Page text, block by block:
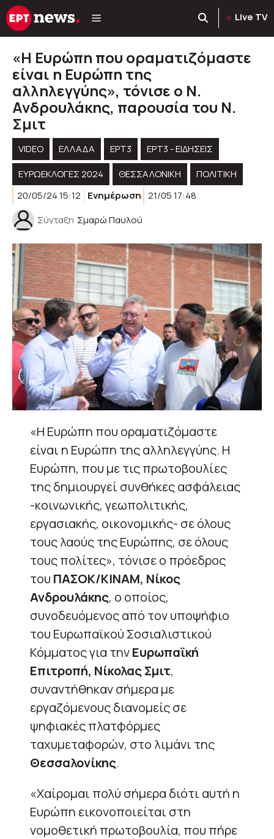
Μετάβαση
σε
Live TV
«Η Ευρώπη που οραματιζόμαστε
είναι η Ευρώπη της
αλληλεγγύης», τόνισε ο Ν.
Ανδρουλάκης, παρουσία του Ν.
Σμιτ
VIDEO ΕΛΛΑΔΑ ΕΡΤ3
ΕΡΤ3 - ΕΙΔΉΣΕΙΣ
ΕΥΡΩΕΚΛΟΓΈΣ 2024
ΘΕΣΣΑΛΟΝΙΚΗ
ΠΟΛΙΤΙΚΉ
20/05/24 15:12
Ενημέρωση 21/05 17:48
Σύνταξη Σμαρώ Παυλού
«Η Ευρώπη που οραματιζόμαστε
είναι η Ευρώπη της αλληλεγγύης. Η
Ευρώπη, που με τις πρωτοβουλίες
της δημιουργεί συνθήκες ασφάλειας
-κοινωνικής, γεωπολιτικής,
εργασιακής, οικονομικής- σε όλους
τους λαούς της Ευρώπης, σε όλους
τους πολίτες», τόνισε ο πρόεδρος
του ΠΑΣΟΚ/ΚΙΝΑΜ, Νίκος
Ανδρουλάκης, ο οποίος,
συνοδευόμενος από τον υποψήφιο
του Ευρωπαϊκού Σοσιαλιστικού
Κόμματος για τηνΕυρωπαϊκή
Επιτροπή, Νίκολας Σμιτ,
συναντήθηκαν σήμερα με
εργαζόμενους διανομείς σε
ψηφιακές πλατφόρμες
ταχυμεταφορών, στο λιμάνι της
Θεσσαλονίκης.
«Χαίρομαι πολύ σήμερα διότι αυτή η
Ευρώπη εικονοποιείται στη
νομοθετική πρωτοβουλία, που πήρε